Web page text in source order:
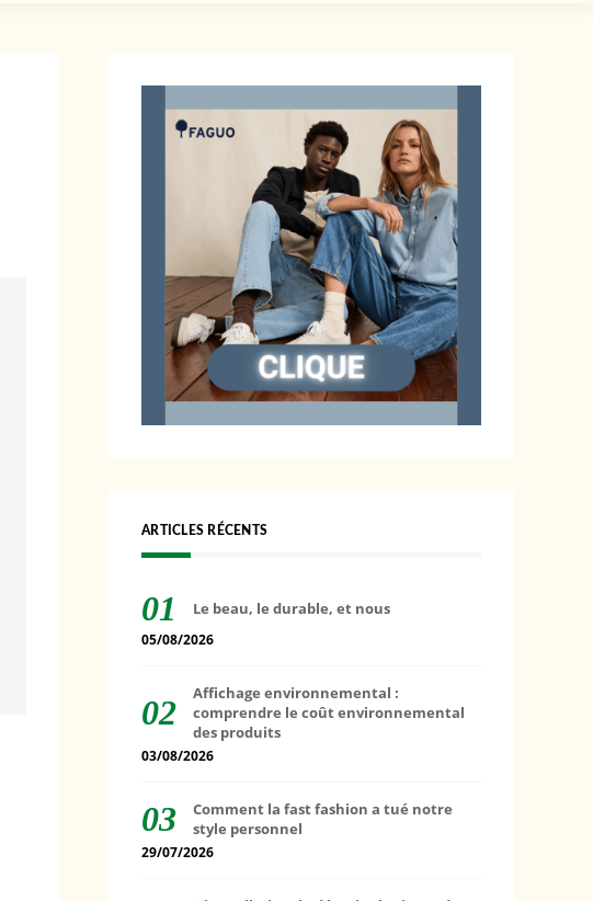
ARTICLES RÉCENTS
Le beau, le durable, et nous
05/08/2026
Affichage environnemental :
comprendre le coût environnemental
des produits
03/08/2026
Comment la fast fashion a tué notre
style personnel
29/07/2026